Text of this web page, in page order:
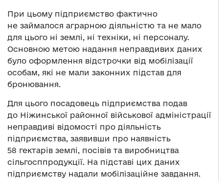
При цьому підприємство фактично
не займалося аграрною діяльністю та не мало
для цього ні землі, ні техніки, ні персоналу.
Основною метою надання неправдивих даних
було оформлення відстрочки від мобілізації
особам, які не мали законних підстав для
бронювання.
Для цього посадовець підприємства подав
до Ніжинської районної військової адміністрації
неправдиві відомості про діяльність
підприємства, заявивши про наявність
58 гектарів землі, посівів та виробництва
сільгосппродукції. На підставі цих даних
підприємству надали мобілізаційне завдання.